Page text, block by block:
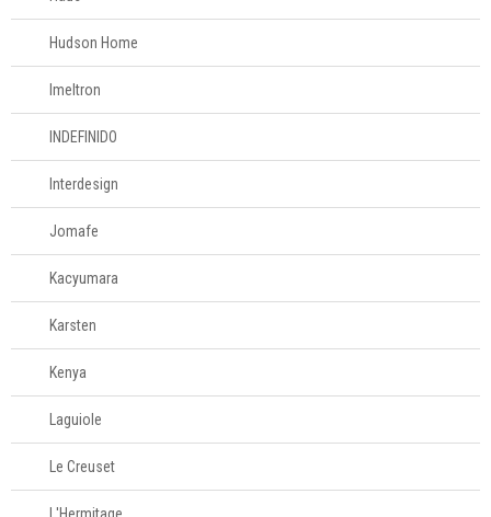
Hudson Home
Imeltron
INDEFINIDO
Interdesign
Jomafe
Kacyumara
Karsten
Kenya
Laguiole
Le Creuset